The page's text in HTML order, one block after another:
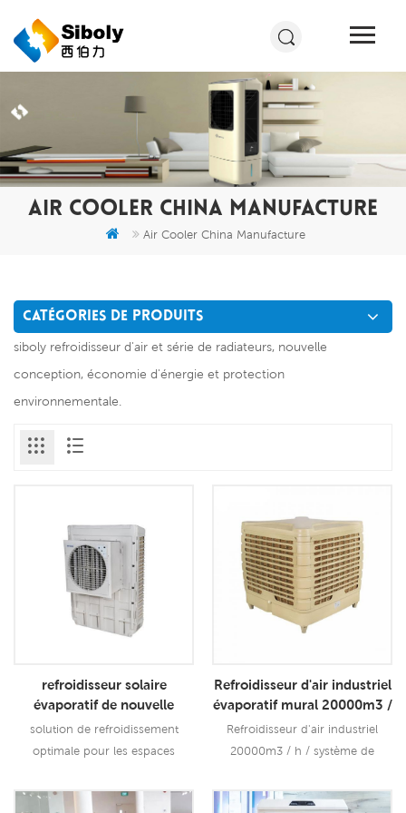
AIR COOLER CHINA MANUFACTURE
Air Cooler China Manufacture
CATÉGORIES DE PRODUITS
siboly refroidisseur d'air et série de radiateurs, nouvelle
conception, économie d'énergie et protection
environnementale.
refroidisseur solaire
évaporatif de nouvelle
conception monté sur
fenêtre 6000m3 / h
solution de refroidissement
optimale pour les espaces
vitesses pour le débit d'air, un
Refroidisseur d'air industriel
évaporatif mural 20000m3 /
h
Refroidisseur d'air industriel
20000m3 / h / système de
l'air conditionné du climatiseur